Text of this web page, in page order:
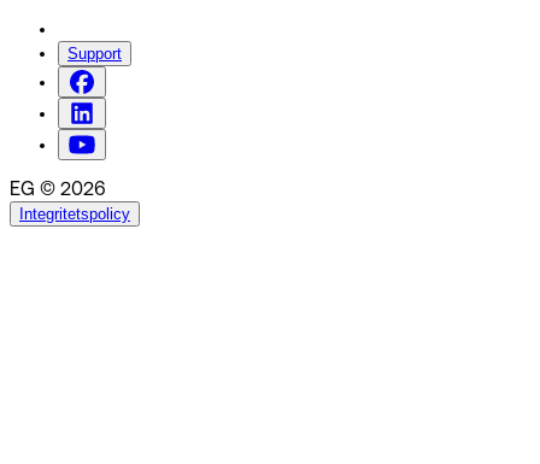
Support
EG © 2026
Integritetspolicy